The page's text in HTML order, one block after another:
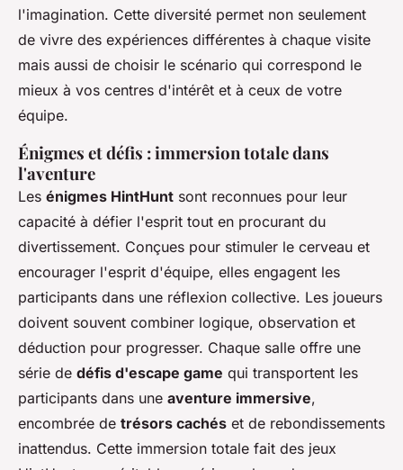
l'imagination. Cette diversité permet non seulement
de vivre des expériences différentes à chaque visite
mais aussi de choisir le scénario qui correspond le
mieux à vos centres d'intérêt et à ceux de votre
équipe.
Énigmes et défis : immersion totale dans
l'aventure
Les énigmes HintHunt sont reconnues pour leur
capacité à défier l'esprit tout en procurant du
divertissement. Conçues pour stimuler le cerveau et
encourager l'esprit d'équipe, elles engagent les
participants dans une réflexion collective. Les joueurs
doivent souvent combiner logique, observation et
déduction pour progresser. Chaque salle offre une
série de défis d'escape game qui transportent les
participants dans une aventure immersive,
encombrée de trésors cachés et de rebondissements
inattendus. Cette immersion totale fait des jeux